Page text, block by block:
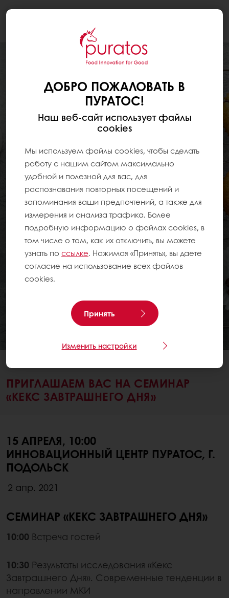
ПРИГЛАШАЕМ ВАС НА СЕМИНАР
«КЕКС ЗАВТРАШНЕГО ДНЯ»
15 АПРЕЛЯ, 10:00
ИННОВАЦИОННЫЙ ЦЕНТР ПУРАТОС, Г.
ПОДОЛЬСК
2 апр. 2021
СЕМИНАР «КЕКС ЗАВТРАШНЕГО ДНЯ»
10:00 Встреча гостей
10:30 Результаты исследования «Кекс
Завтрашнего Дня». Современные тенденции в
направлении МКИ
ДОБРО ПОЖАЛОВАТЬ В
ПУРАТОС!
Наш веб-сайт использует файлы
cookies
Мы используем файлы cookies, чтобы сделать
работу с нашим сайтом максимально
удобной и полезной для вас, для
распознавания повторных посещений и
запоминания ваши предпочтений, а также для
измерения и анализа трафика. Более
подробную информацию о файлах cookies, в
том числе о том, как их отключить, вы можете
узнать по ссылке. Нажимая «Принять», вы даете
согласие на использование всех файлов
cookies.
Принять
Изменить настройки